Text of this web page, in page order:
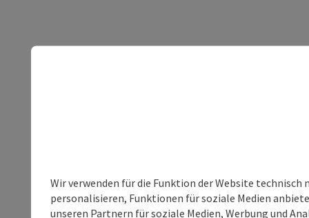
Wir verwenden für die Funktion der Website
personalisieren, Funktionen für soziale Medien
unseren Partnern für soziale Medien, Werbung und